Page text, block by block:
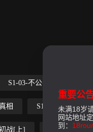
S1-03-不公平的战斗
相 S1-10-沦为玩物
战[上] S2-05-武斗
重要公告
未满18岁
网站地址
到：